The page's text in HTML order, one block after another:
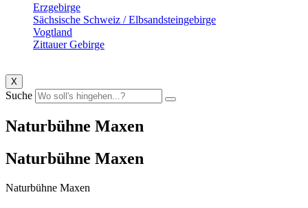
Erzgebirge
Sächsische Schweiz / Elbsandsteingebirge
Vogtland
Zittauer Gebirge
X
Suche
Naturbühne Maxen
Naturbühne Maxen
Naturbühne Maxen